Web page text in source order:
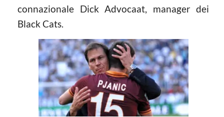
connazionale Dick Advocaat, manager dei
Black Cats.